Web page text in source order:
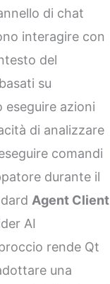
di chat
interagire con
del
su
eseguire azioni
di analizzare
comandi
durante il
Agent Client
AI
rende Qt
una